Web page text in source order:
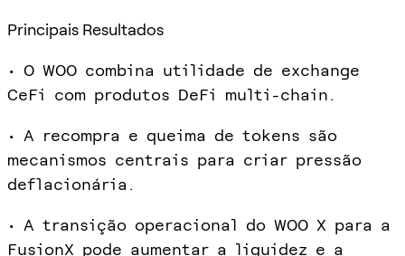
Principais Resultados
• O WOO combina utilidade de exchange
CeFi com produtos DeFi multi-chain.
• A recompra e queima de tokens são
mecanismos centrais para criar pressão
deflacionária.
• A transição operacional do WOO X para a
FusionX pode aumentar a liquidez e a